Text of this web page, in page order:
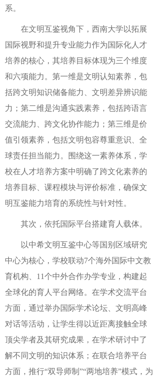
系。
在文明互鉴视角下，西南大学以拓展
国际视野和提升专业能力作为国际化人才
培养的核心，其培养目标体现为三个维度
和六项能力。第一维是文明认知素养，包
括跨文明知识储备能力、文明差异辨识能
力；第二维是沟通实践素养，包括跨语言
交流能力、跨文化协作能力；第三维是价
值引领素养，包括文明包容尊重意识、全
球责任担当能力。围绕这一素养体系，学
校在人才培养方案中明确了跨文化素养的
培养目标、课程模块与评价标准，确保文
明互鉴能力培育的系统性与针对性。
其次，依托国际平台搭建育人载体。
以中希文明互鉴中心等国别区域研究
中心为核心，学校联动7个海外国际中文教
育机构、11个中外合作办学专业，构建起
全球化的育人平台网络。在学术交流平台
方面，通过举办国际学术论坛、文明高峰
对话等活动，让学生得以近距离接触全球
顶尖学者及其研究成果，在学术研讨中了
解不同文明的知识体系；在联合培养平台
方面，推行“双导师制”“两地培养”模式，为